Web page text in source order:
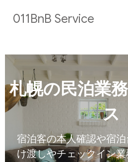
011BnB Service
札幌の民泊業
ス
宿泊客の本人確認や宿
け渡しやチェックイン